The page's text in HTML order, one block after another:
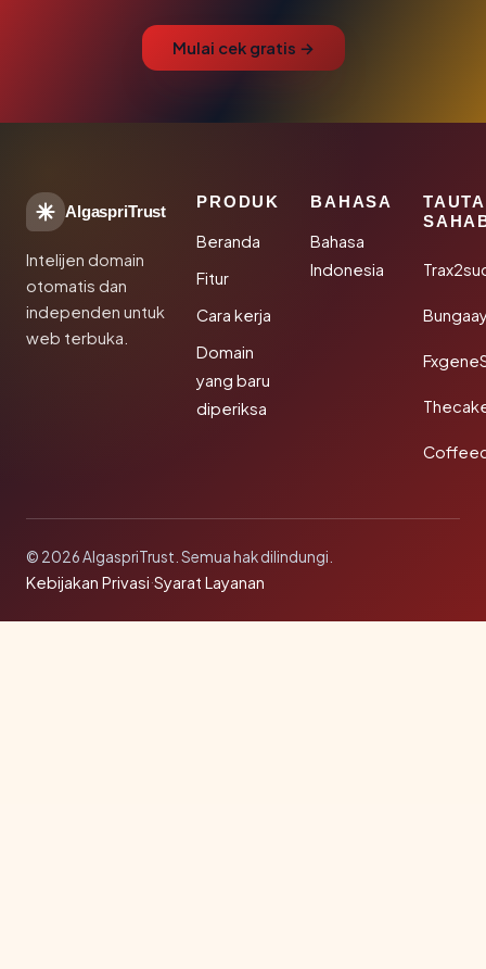
Mulai cek gratis →
AlgaspriTrust
Intelijen domain
otomatis dan
independen untuk
web terbuka.
PRODUK
Beranda
Fitur
Cara kerja
Domain
yang baru
diperiksa
BAHASA
Bahasa
Indonesia
© 2026 AlgaspriTrust. Semua hak dilindungi.
Kebijakan Privasi·Syarat Layanan